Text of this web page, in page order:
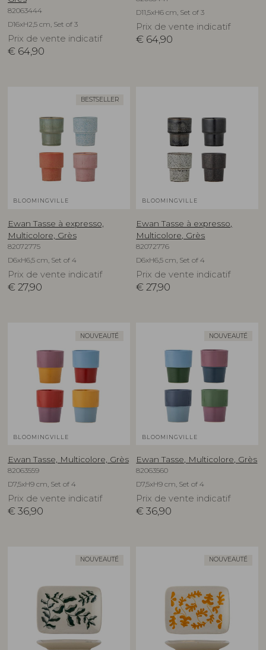
82063444
D16xH2,5 cm, Set of 3
Prix de vente indicatif
€ 64,90
D11,5xH6 cm, Set of 3
Prix de vente indicatif
€ 64,90
BESTSELLER
BLOOMINGVILLE
Ewan Tasse à expresso,
Multicolore, Grès
82072775
D6xH6,5 cm, Set of 4
Prix de vente indicatif
€ 27,90
BLOOMINGVILLE
Ewan Tasse à expresso,
Multicolore, Grès
82072776
D6xH6,5 cm, Set of 4
Prix de vente indicatif
€ 27,90
NOUVEAUTÉ
BLOOMINGVILLE
Ewan Tasse, Multicolore, Grès
82063559
D7,5xH9 cm, Set of 4
Prix de vente indicatif
€ 36,90
NOUVEAUTÉ
BLOOMINGVILLE
Ewan Tasse, Multicolore, Grès
82063560
D7,5xH9 cm, Set of 4
Prix de vente indicatif
€ 36,90
NOUVEAUTÉ NOUVEAUTÉ